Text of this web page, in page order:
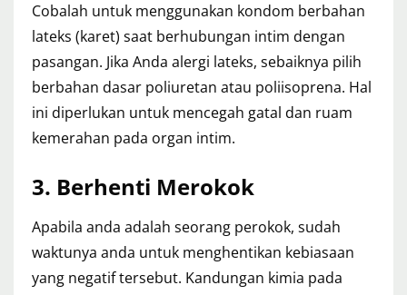
Cobalah untuk menggunakan kondom berbahan
lateks (karet) saat berhubungan intim dengan
pasangan. Jika Anda alergi lateks, sebaiknya pilih
berbahan dasar poliuretan atau poliisoprena. Hal
ini diperlukan untuk mencegah gatal dan ruam
kemerahan pada organ intim.
3. Berhenti Merokok
Apabila anda adalah seorang perokok, sudah
waktunya anda untuk menghentikan kebiasaan
yang negatif tersebut. Kandungan kimia pada